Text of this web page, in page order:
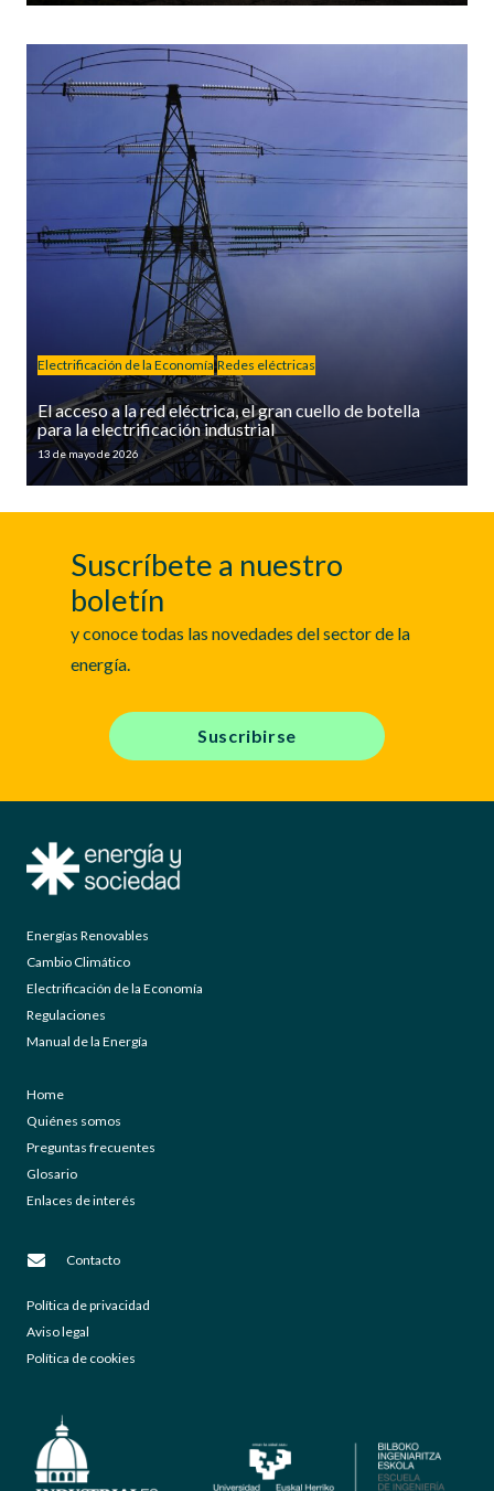
Electrificación de la Economía Redes eléctricas
El acceso a la red eléctrica, el gran cuello de botella
para la electrificación industrial
13 de mayo de 2026
Suscríbete a nuestro
boletín
y conoce todas las novedades del sector de la
energía.
Suscribirse
Energías Renovables
Cambio Climático
Electrificación de la Economía
Regulaciones
Manual de la Energía
Home
Quiénes somos
Preguntas frecuentes
Glosario
Enlaces de interés
Contacto
Política de privacidad
Aviso legal
Política de cookies